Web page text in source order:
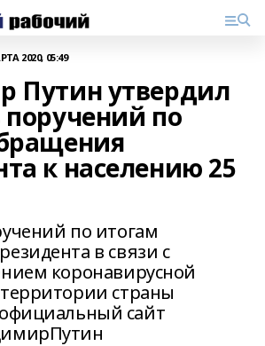
2020, 05:49
Путин утвердил
поручений по
к населению 25
по итогам
в связи с
коронавирусной
страны
сайт